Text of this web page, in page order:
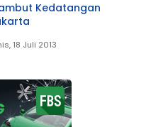
Kedatangan
18 Juli 2013